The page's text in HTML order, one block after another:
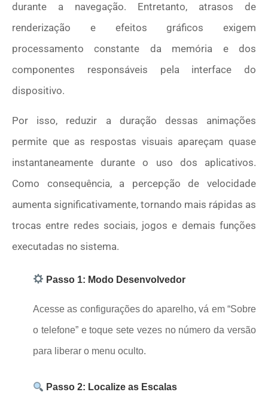
durante a navegação. Entretanto, atrasos de
renderização e efeitos gráficos exigem
processamento constante da memória e dos
componentes responsáveis pela interface do
dispositivo.
Por isso, reduzir a duração dessas animações
permite que as respostas visuais apareçam quase
instantaneamente durante o uso dos aplicativos.
Como consequência, a percepção de velocidade
aumenta significativamente, tornando mais rápidas as
trocas entre redes sociais, jogos e demais funções
executadas no sistema.
Passo 1: Modo Desenvolvedor
Acesse as configurações do aparelho, vá em “Sobre
o telefone” e toque sete vezes no número da versão
para liberar o menu oculto.
Passo 2: Localize as Escalas